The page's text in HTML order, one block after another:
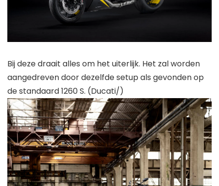
Bij deze draait alles om het uiterlijk. Het zal worden
aangedreven door dezelfde setup als gevonden op
de standaard 1260 S. (Ducati/)